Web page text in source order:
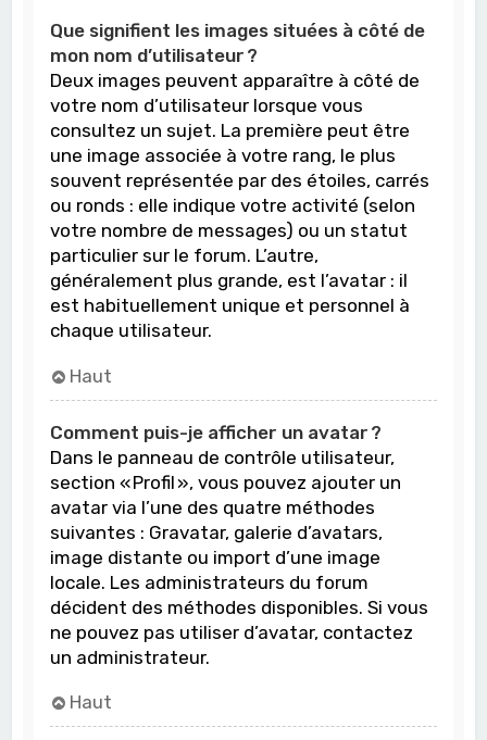
Que signifient les images situées à côté de
mon nom d’utilisateur ?
Deux images peuvent apparaître à côté de
votre nom d’utilisateur lorsque vous
consultez un sujet. La première peut être
une image associée à votre rang, le plus
souvent représentée par des étoiles, carrés
ou ronds : elle indique votre activité (selon
votre nombre de messages) ou un statut
particulier sur le forum. L’autre,
généralement plus grande, est l’avatar : il
est habituellement unique et personnel à
chaque utilisateur.
Haut
Comment puis-je afficher un avatar ?
Dans le panneau de contrôle utilisateur,
section « Profil », vous pouvez ajouter un
avatar via l’une des quatre méthodes
suivantes : Gravatar, galerie d’avatars,
image distante ou import d’une image
locale. Les administrateurs du forum
décident des méthodes disponibles. Si vous
ne pouvez pas utiliser d’avatar, contactez
un administrateur.
Haut